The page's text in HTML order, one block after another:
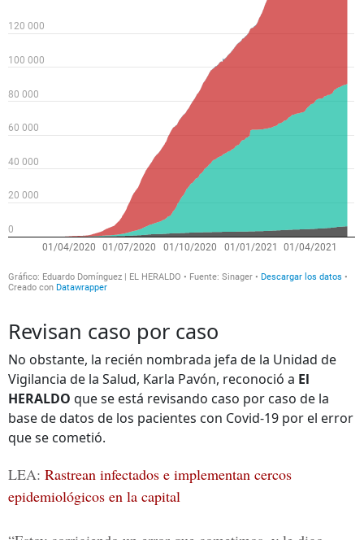
Revisan caso por caso
No obstante, la recién nombrada jefa de la Unidad de
Vigilancia de la Salud, Karla Pavón, reconoció a El
HERALDO que se está revisando caso por caso de la
base de datos de los pacientes con Covid-19 por el error
que se cometió.
LEA: Rastrean infectados e implementan cercos
epidemiológicos en la capital